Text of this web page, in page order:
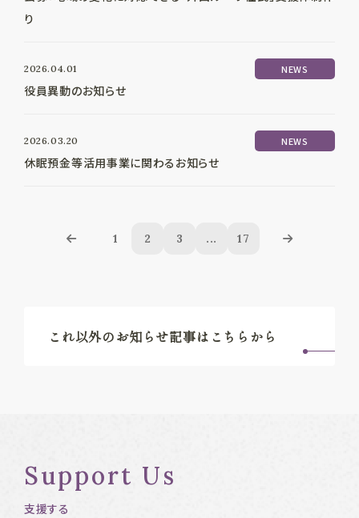
り
2026.04.01 NEWS
役員異動のお知らせ
2026.03.20 NEWS
休眠預金等活用事業に関わるお知らせ
1 2 3 ... 17
これ以外のお知らせ記事はこちらから
Support Us
支援する